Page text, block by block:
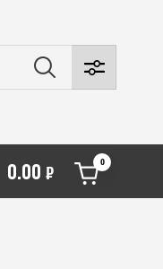
0.00 ₽
0